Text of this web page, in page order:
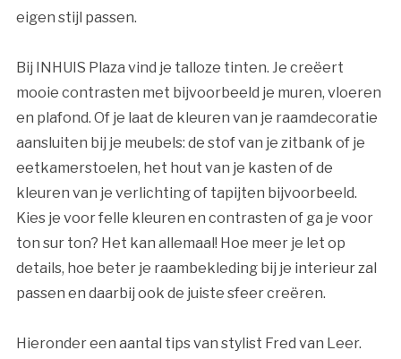
eigen stijl passen.
Bij INHUIS Plaza vind je talloze tinten. Je creëert
mooie contrasten met bijvoorbeeld je muren, vloeren
en plafond. Of je laat de kleuren van je raamdecoratie
aansluiten bij je meubels: de stof van je zitbank of je
eetkamerstoelen, het hout van je kasten of de
kleuren van je verlichting of tapijten bijvoorbeeld.
Kies je voor felle kleuren en contrasten of ga je voor
ton sur ton? Het kan allemaal! Hoe meer je let op
details, hoe beter je raambekleding bij je interieur zal
passen en daarbij ook de juiste sfeer creëren.
Hieronder een aantal tips van stylist Fred van Leer.